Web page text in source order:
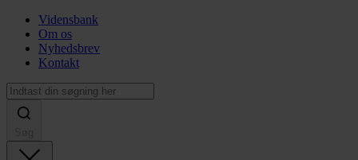
Vidensbank
Om os
Nyhedsbrev
Kontakt